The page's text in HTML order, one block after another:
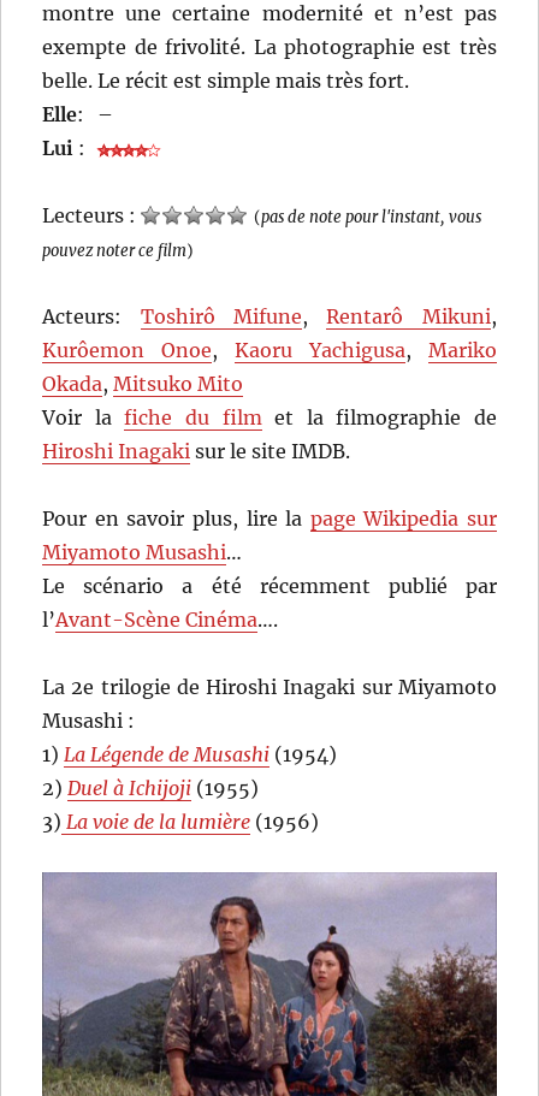
montre une certaine modernité et n’est pas
exempte de frivolité. La photographie est très
belle. Le récit est simple mais très fort.
Elle:
–
Lui :
Lecteurs : (pas de note pour l'instant, vous
pouvez noter ce film)
Acteurs: Toshirô Mifune,Rentarô Mikuni,
Kurôemon Onoe,Kaoru Yachigusa, Mariko
Okada,Mitsuko Mito
Voir lafiche du filmet la filmographie de
Hiroshi Inagaki sur le site IMDB.
Pour en savoir plus, lire la page Wikipedia sur
Miyamoto Musashi…
Le scénario a été récemment publié par
l’Avant-Scène Cinéma….
La 2e trilogie de Hiroshi Inagaki sur Miyamoto
Musashi :
1)La Légende de Musashi (1954)
2)Duel à Ichijoji (1955)
3) La voie de la lumière (1956)